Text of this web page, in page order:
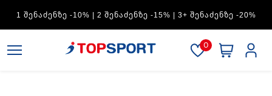
ᲨᲔᲜᲐᲫᲔᲜᲖᲔ -30%
0